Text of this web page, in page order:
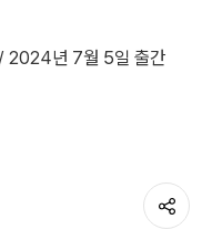
2024년 7월 5일 출간